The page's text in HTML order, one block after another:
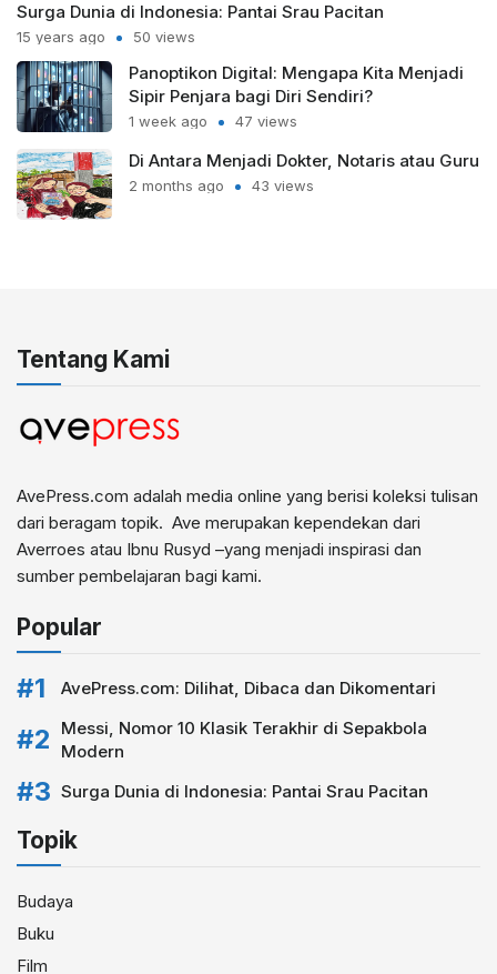
Surga Dunia di Indonesia: Pantai Srau Pacitan
15 years ago 50 views
Panoptikon Digital: Mengapa Kita Menjadi
Sipir Penjara bagi Diri Sendiri?
1 week ago 47 views
Di Antara Menjadi Dokter, Notaris atau Guru
2 months ago 43 views
Tentang Kami
AvePress.com adalah media online yang berisi koleksi tulisan
dari beragam topik. Ave merupakan kependekan dari
Averroes atau Ibnu Rusyd –yang menjadi inspirasi dan
sumber pembelajaran bagi kami.
Popular
AvePress.com: Dilihat, Dibaca dan Dikomentari
Messi, Nomor 10 Klasik Terakhir di Sepakbola
Modern
Surga Dunia di Indonesia: Pantai Srau Pacitan
Topik
Budaya
Buku
Film